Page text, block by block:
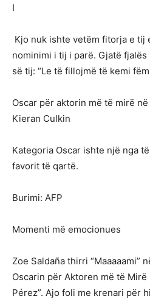
I
Kjo nuk ishte vetëm fitorja e tij
nominimi i tij i parë. Gjatë
së tij: “Le të fillojmë të kemi
Oscar për aktorin më të mirë
Kieran Culkin
Kategoria Oscar ishte një nga
favorit të qartë.
Burimi: AFP
Momenti më emocionues
Zoe Saldaña thirri “Maaaaami”
Oscarin për Aktoren më të
Pérez”. Ajo foli me krenari për